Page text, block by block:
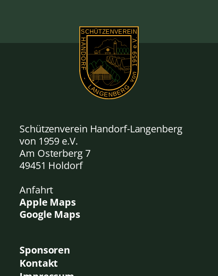
Schützenverein Handorf-Langenberg
von 1959 e.V.
Am Osterberg 7
49451 Holdorf
Anfahrt
Apple Maps
Google Maps
Sponsoren
Kontakt